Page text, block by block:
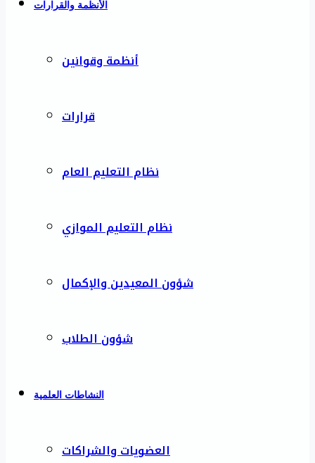
الأنظمة والقرارات
أنظمة وقوانين
قرارات
نظام التعليم العام
نظام التعليم الموازي
شؤون المعيدين والإكمال
شؤون الطلاب
النشاطات العلمية
العضويات والشراكات